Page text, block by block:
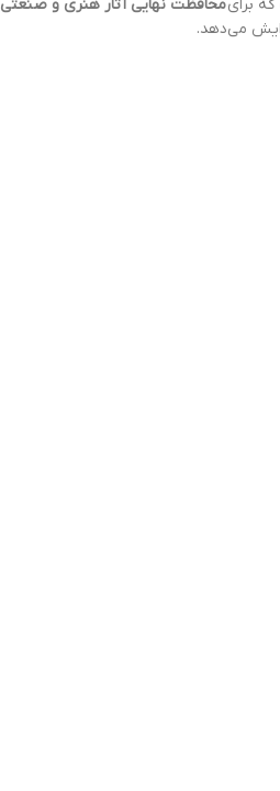
برایمحافظت نهایی آثار هنری و صنعتی
می‌دهد.